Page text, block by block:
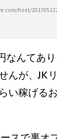
host/
なんてあ
んが、JK
い稼げる